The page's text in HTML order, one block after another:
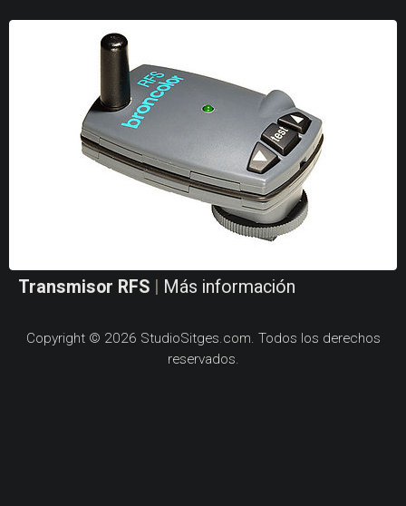
Transmisor RFS | Más información
Copyright © 2026 StudioSitges.com. Todos los derechos
reservados.